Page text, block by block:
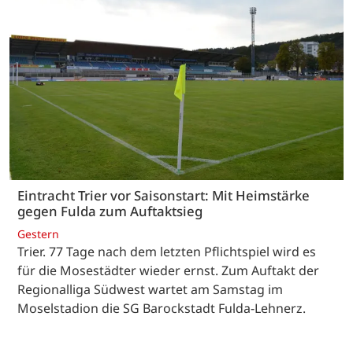
Eintracht Trier vor Saisonstart: Mit Heimstärke
gegen Fulda zum Auftaktsieg
Gestern
Trier. 77 Tage nach dem letzten Pflichtspiel wird es
für die Mosestädter wieder ernst. Zum Auftakt der
Regionalliga Südwest wartet am Samstag im
Moselstadion die SG Barockstadt Fulda-Lehnerz.